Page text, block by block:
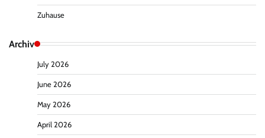
Zuhause
Archiv
July 2026
June 2026
May 2026
April 2026